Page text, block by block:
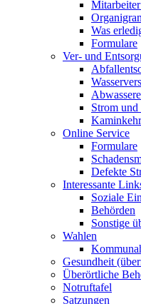
Was
Formulare
Ver- und
Strom und
Online Service
Formulare
Defekte
Interessante
Soziale
Behörden
Sonstige
Wahlen
Gesundheit
Überörtliche
Notruftafel
Satzungen